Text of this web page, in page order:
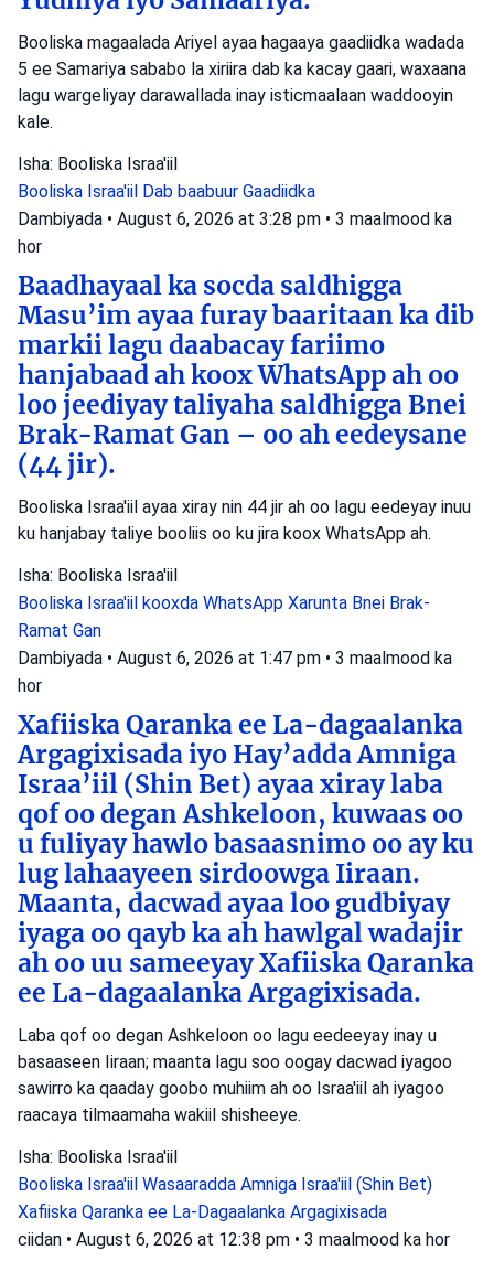
Booliska magaalada Ariyel ayaa hagaaya gaadiidka wadada
5 ee Samariya sababo la xiriira dab ka kacay gaari, waxaana
lagu wargeliyay darawallada inay isticmaalaan waddooyin
kale.
Isha: Booliska Israa'iil
Booliska Israa'iil Dab baabuur Gaadiidka
Dambiyada • August 6, 2026 at 3:28 pm • 3 maalmood ka
hor
Baadhayaal ka socda saldhigga
Masu’im ayaa furay baaritaan ka dib
markii lagu daabacay fariimo
hanjabaad ah koox WhatsApp ah oo
loo jeediyay taliyaha saldhigga Bnei
Brak-Ramat Gan – oo ah eedeysane
(44 jir).
Booliska Israa'iil ayaa xiray nin 44 jir ah oo lagu eedeyay inuu
ku hanjabay taliye booliis oo ku jira koox WhatsApp ah.
Isha: Booliska Israa'iil
Booliska Israa'iil kooxda WhatsApp Xarunta Bnei Brak-
Ramat Gan
Dambiyada • August 6, 2026 at 1:47 pm • 3 maalmood ka
hor
Xafiiska Qaranka ee La-dagaalanka
Argagixisada iyo Hay’adda Amniga
Israa’iil (Shin Bet) ayaa xiray laba
qof oo degan Ashkeloon, kuwaas oo
u fuliyay hawlo basaasnimo oo ay ku
lug lahaayeen sirdoowga Iiraan.
Maanta, dacwad ayaa loo gudbiyay
iyaga oo qayb ka ah hawlgal wadajir
ah oo uu sameeyay Xafiiska Qaranka
ee La-dagaalanka Argagixisada.
Laba qof oo degan Ashkeloon oo lagu eedeeyay inay u
basaaseen Iiraan; maanta lagu soo oogay dacwad iyagoo
sawirro ka qaaday goobo muhiim ah oo Israa'iil ah iyagoo
raacaya tilmaamaha wakiil shisheeye.
Isha: Booliska Israa'iil
Booliska Israa'iil Wasaaradda Amniga Israa'iil (Shin Bet)
Xafiiska Qaranka ee La-Dagaalanka Argagixisada
ciidan • August 6, 2026 at 12:38 pm • 3 maalmood ka hor